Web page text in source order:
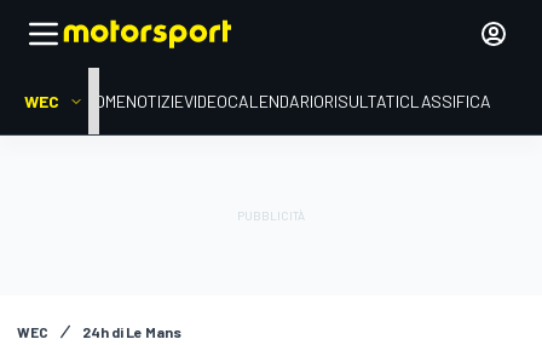
WEC HOMENOTIZIEVIDEOCALENDARIORISULTATICLASSIFICA
WEC 24h di Le Mans